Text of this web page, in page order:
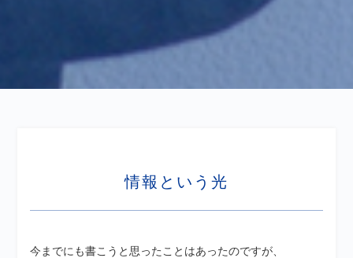
情報という光
今までにも書こうと思ったことはあったのですが、